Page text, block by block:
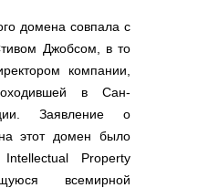
домена совпала с
Джобсом, в то
компании,
в Сан-
Заявление о
этот домен было
Property
всемирной